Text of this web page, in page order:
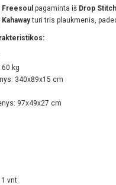
Freesoul pagaminta iš Drop Stitch
turi tris plaukmenis,
kg
340х89х15 cm
97х49х27 cm
1 vnt